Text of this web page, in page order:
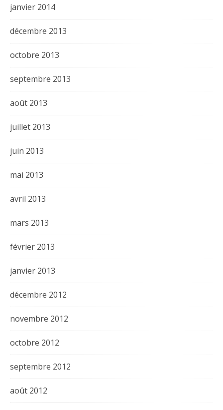
janvier 2014
décembre 2013
octobre 2013
septembre 2013
août 2013
juillet 2013
juin 2013
mai 2013
avril 2013
mars 2013
février 2013
janvier 2013
décembre 2012
novembre 2012
octobre 2012
septembre 2012
août 2012